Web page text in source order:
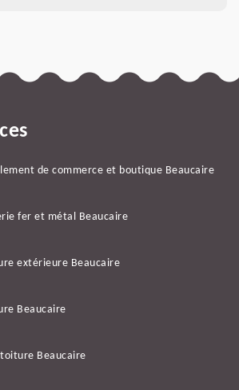
de commerce et boutique Beaucaire
fer et métal Beaucaire
extérieure Beaucaire
Beaucaire
Beaucaire